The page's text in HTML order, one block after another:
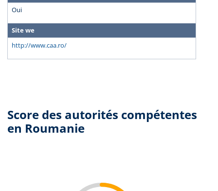
Oui
Site we
http://www.caa.ro/
Score des autorités compétentes
en Roumanie